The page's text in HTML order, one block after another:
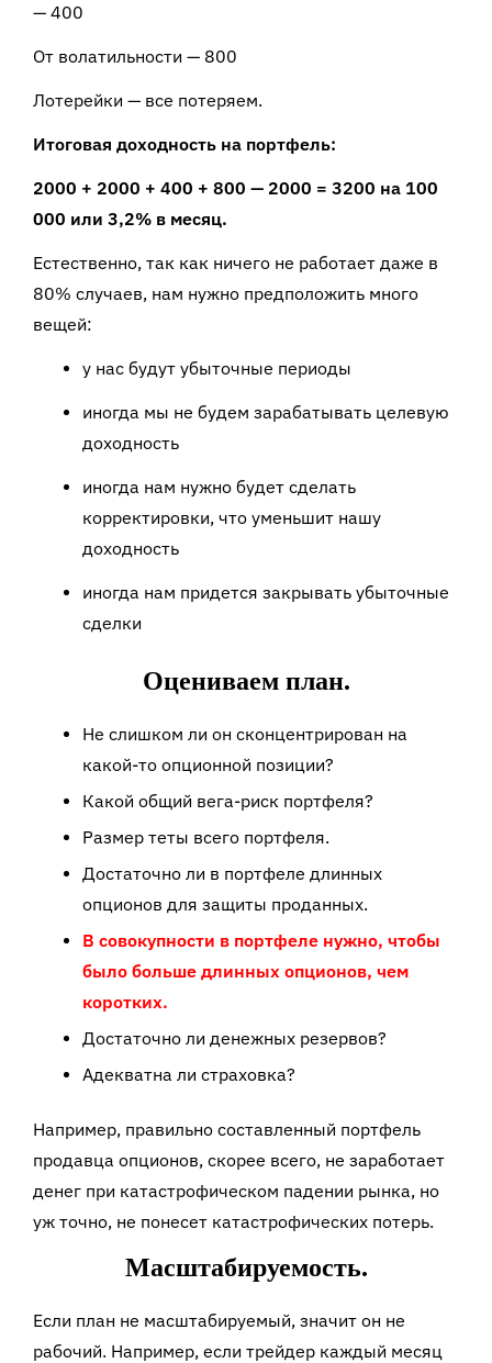
— 400
От волатильности — 800
Лотерейки — все потеряем.
Итоговая доходность на портфель:
2000 + 2000 + 400 + 800 — 2000 = 3200 на 100
000 или 3,2% в месяц.
Естественно, так как ничего не работает даже в
80% случаев, нам нужно предположить много
вещей:
у нас будут убыточные периоды
иногда мы не будем зарабатывать целевую
доходность
иногда нам нужно будет сделать
корректировки, что уменьшит нашу
доходность
иногда нам придется закрывать убыточные
сделки
Оцениваем план.
Не слишком ли он сконцентрирован на
какой-то опционной позиции?
Какой общий вега-риск портфеля?
Размер теты всего портфеля.
Достаточно ли в портфеле длинных
опционов для защиты проданных.
В совокупности в портфеле нужно, чтобы
было больше длинных опционов, чем
коротких.
Достаточно ли денежных резервов?
Адекватна ли страховка?
Например, правильно составленный портфель
продавца опционов, скорее всего, не заработает
денег при катастрофическом падении рынка, но
уж точно, не понесет катастрофических потерь.
Масштабируемость.
Если план не масштабируемый, значит он не
рабочий. Например, если трейдер каждый месяц